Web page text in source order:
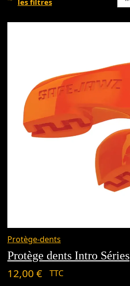
les filtres
Protège-dents
Protège dents Intro Séries
12,00 € TTC